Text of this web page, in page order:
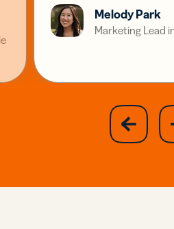
Melody Park
Marketing Lead
previous
slide